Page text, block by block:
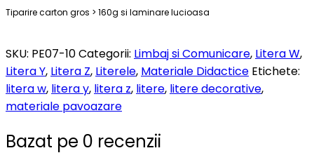
Tiparire carton gros > 160g si laminare lucioasa
SKU: PE07-10Categorii: Limbaj si Comunicare, Litera W,
Litera Y, Litera Z, Literele, Materiale Didactice Etichete:
litera w, litera y, litera z, litere, litere decorative,
materiale pavoazare
Bazat pe 0 recenzii